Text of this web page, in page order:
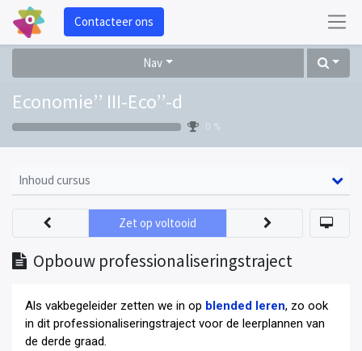
Contacteer ons
Nav
Economie’’ III-Eco’’-d
0 %
Inhoud cursus
Opbouw professionaliseringstraject
Zet op voltooid
Als vakbegeleider zetten we in op blended leren, zo ook
in dit professionaliseringstraject voor de leerplannen van
de derde graad